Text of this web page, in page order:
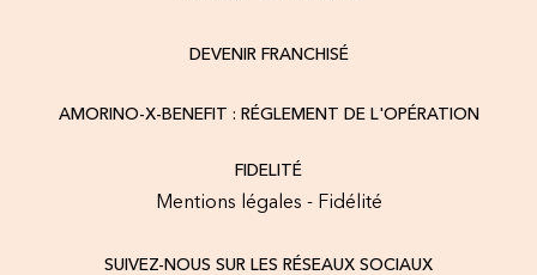
DEVENIR FRANCHISÉ
AMORINO-X-BENEFIT : RÉGLEMENT DE L'OPÉRATION
FIDELITÉ
Mentions légales - Fidélité
SUIVEZ-NOUS SUR LES RÉSEAUX SOCIAUX